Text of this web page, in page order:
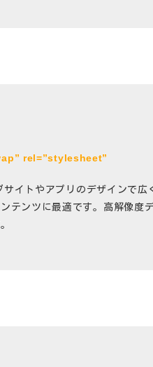
rel=”stylesheet”
イトやアプリのデザインで広
テンツに最適です。高解像度